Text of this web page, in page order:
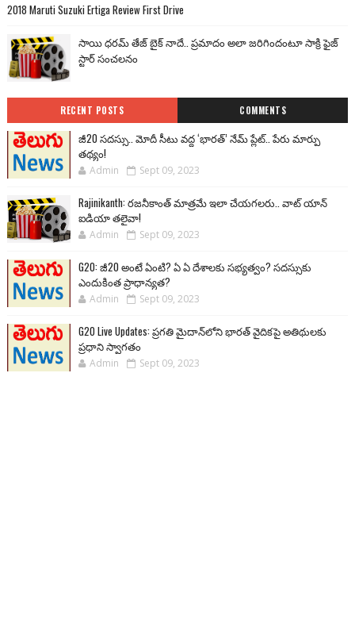
2018 Maruti Suzuki Ertiga Review First Drive
సాయి ధరమ్ తేజ్ బైక్ నాదే.. ప్రమాదం అలా జరిగిందంటూ సాక్రి ఫైజ్
స్టార్ సంచలనం
RECENT POSTS COMMENTS
జీ20 సదస్సు.. మోదీ సీటు వద్ద ‘భారత్’ నేమ్ ప్లేట్‌.. పేరు మార్పు
తథ్యం!
Admin Sept 09, 2023
Rajinikanth: రజనీకాంత్ మాత్రమే ఇలా చేయగలరు.. వాట్ యాన్
ఐడియా తలైవా!
Admin Sept 09, 2023
G20: జీ20 అంటే ఏంటి? ఏ ఏ దేశాలకు సభ్యత్వం? సదస్సుకు
ఎందుకింత ప్రాధాన్యత?
Admin Sept 09, 2023
G20 Live Updates: ప్రగతి మైదాన్‌లోని భారత్ వైదికపై అతిథులకు
ప్రధాని స్వాగతం
Admin Sept 09, 2023